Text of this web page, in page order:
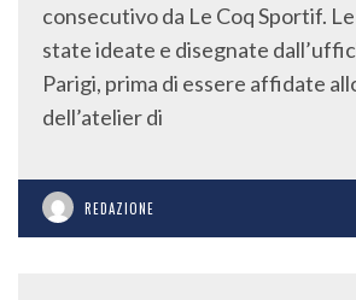
consecutivo da Le Coq Sportif.
state ideate e disegnate
Parigi, prima di essere affidate
dell’atelier di
REDAZIONE